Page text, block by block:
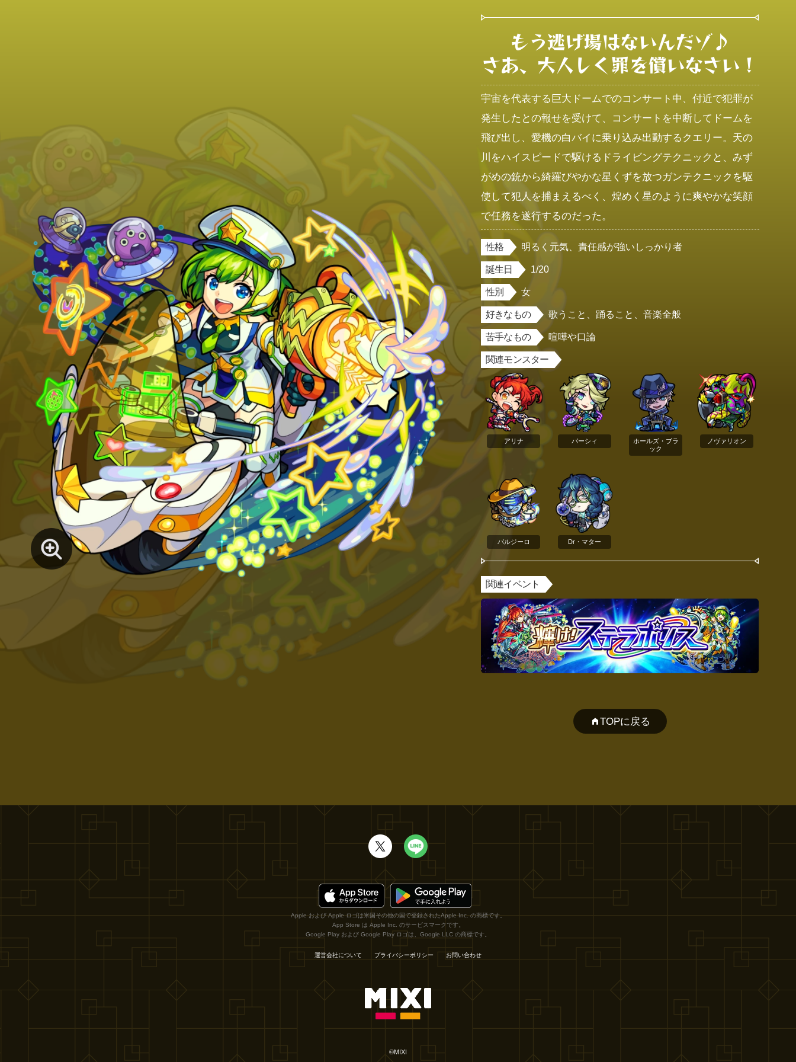
もう逃げ場はないんだゾ♪
さあ、大人しく罪を償いなさい！
宇宙を代表する巨大ドームでのコンサート中、付近で犯罪が
発生したとの報せを受けて、コンサートを中断してドームを
飛び出し、愛機の白バイに乗り込み出動するクエリー。天の
川をハイスピードで駆けるドライビングテクニックと、みず
がめの銃から綺羅びやかな星くずを放つガンテクニックを駆
使して犯人を捕まえるべく、煌めく星のように爽やかな笑顔
で任務を遂行するのだった。
性格 明るく元気、責任感が強いしっかり者
誕生日 1/20
性別 女
好きなもの 歌うこと、踊ること、音楽全般
苦手なもの 喧嘩や口論
関連モンスター
アリナ パーシィ
ホールズ・ブラ
ック
ノヴァリオン
バルジーロ Dr・マター
関連イベント
TOPに戻る
Apple および Apple ロゴは米国その他の国で登録されたApple Inc. の商標です。
App Store は Apple Inc. のサービスマークです。
Google Play および Google Play ロゴは、Google LLC の商標です。
運営会社について プライバシーポリシー お問い合わせ
©MIXI